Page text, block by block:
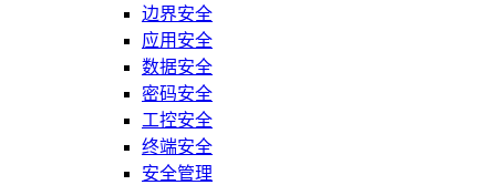
边界安全
应用安全
数据安全
密码安全
工控安全
终端安全
安全管理